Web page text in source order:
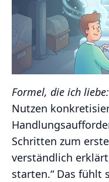
Formel, die ich liebe:
Nutzen
Schritten zum
verständlich
starten.“ Das fühlt